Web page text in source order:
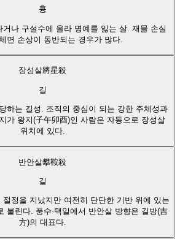
흉
거나 구설수에 올라 명예를 잃는 살. 재물 손실
면 손상이 동반되는 경우가 많다.
장성살將星殺
길
하는 길성. 조직의 중심이 되는 강한 주체성과
가 왕지(子午卯酉)인 사람은 자동으로 장성살
위치에 있다.
반안살攀鞍殺
길
절정을 지났지만 여전히 단단한 기반 위에 있는
불린다. 풍수·택일에서 반안살 방향은 길방(吉
方)의 대표다.